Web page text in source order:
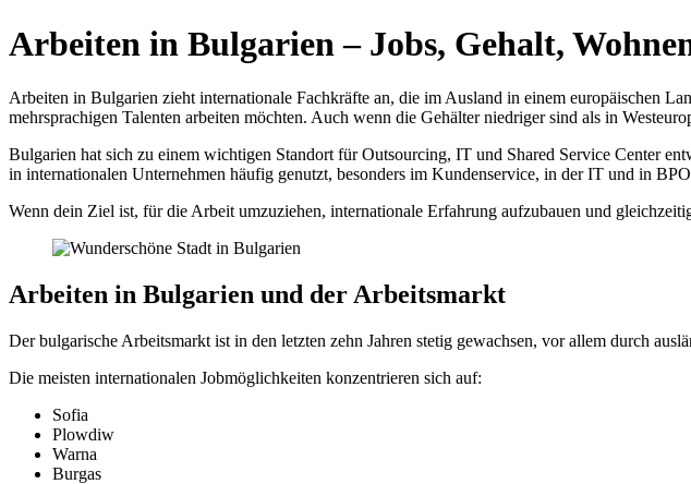
Arbeiten in Bulgarien – Jobs, Gehalt,
Arbeiten in Bulgarien zieht internationale Fachkräfte an, die im Ausland in einem europäischen
mehrsprachigen Talenten arbeiten möchten. Auch wenn die Gehälter niedriger sind als in
Bulgarien hat sich zu einem wichtigen Standort für Outsourcing, IT und Shared Service Center
in internationalen Unternehmen häufig genutzt, besonders im Kundenservice, in der IT und in
Wenn dein Ziel ist, für die Arbeit umzuziehen, internationale Erfahrung aufzubauen und
Arbeiten in Bulgarien und der Arbeitsmarkt
Der bulgarische Arbeitsmarkt ist in den letzten zehn Jahren stetig gewachsen, vor allem durch
Die meisten internationalen Jobmöglichkeiten konzentrieren sich auf:
Sofia
Plowdiw
Warna
Burgas